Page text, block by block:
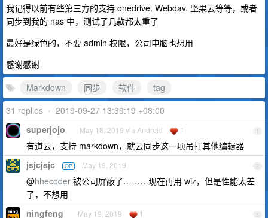
我记得以前有些第三方的支持 onedrive. Webdav. 坚果云等等，或者
同步到我的 nas 中，测试了几款都太重了
最好是绿色的，不要 admin 权限，公司电脑也想用
感谢感谢
Markdown
同步 软件
tag
31 replies • 2019-09-27 13:39:19 +08:00
1
superjojo May 18, 2019 via Android 1
有道云，支持 markdown，就云同步这一项吊打其他编辑器
2
jsjcjsjc OP May 19, 2019
@hhecoder 被公司屏蔽了………现在再用 wiz，但是性能太差
了，不想用
3
ningfeng May 19, 2019 1